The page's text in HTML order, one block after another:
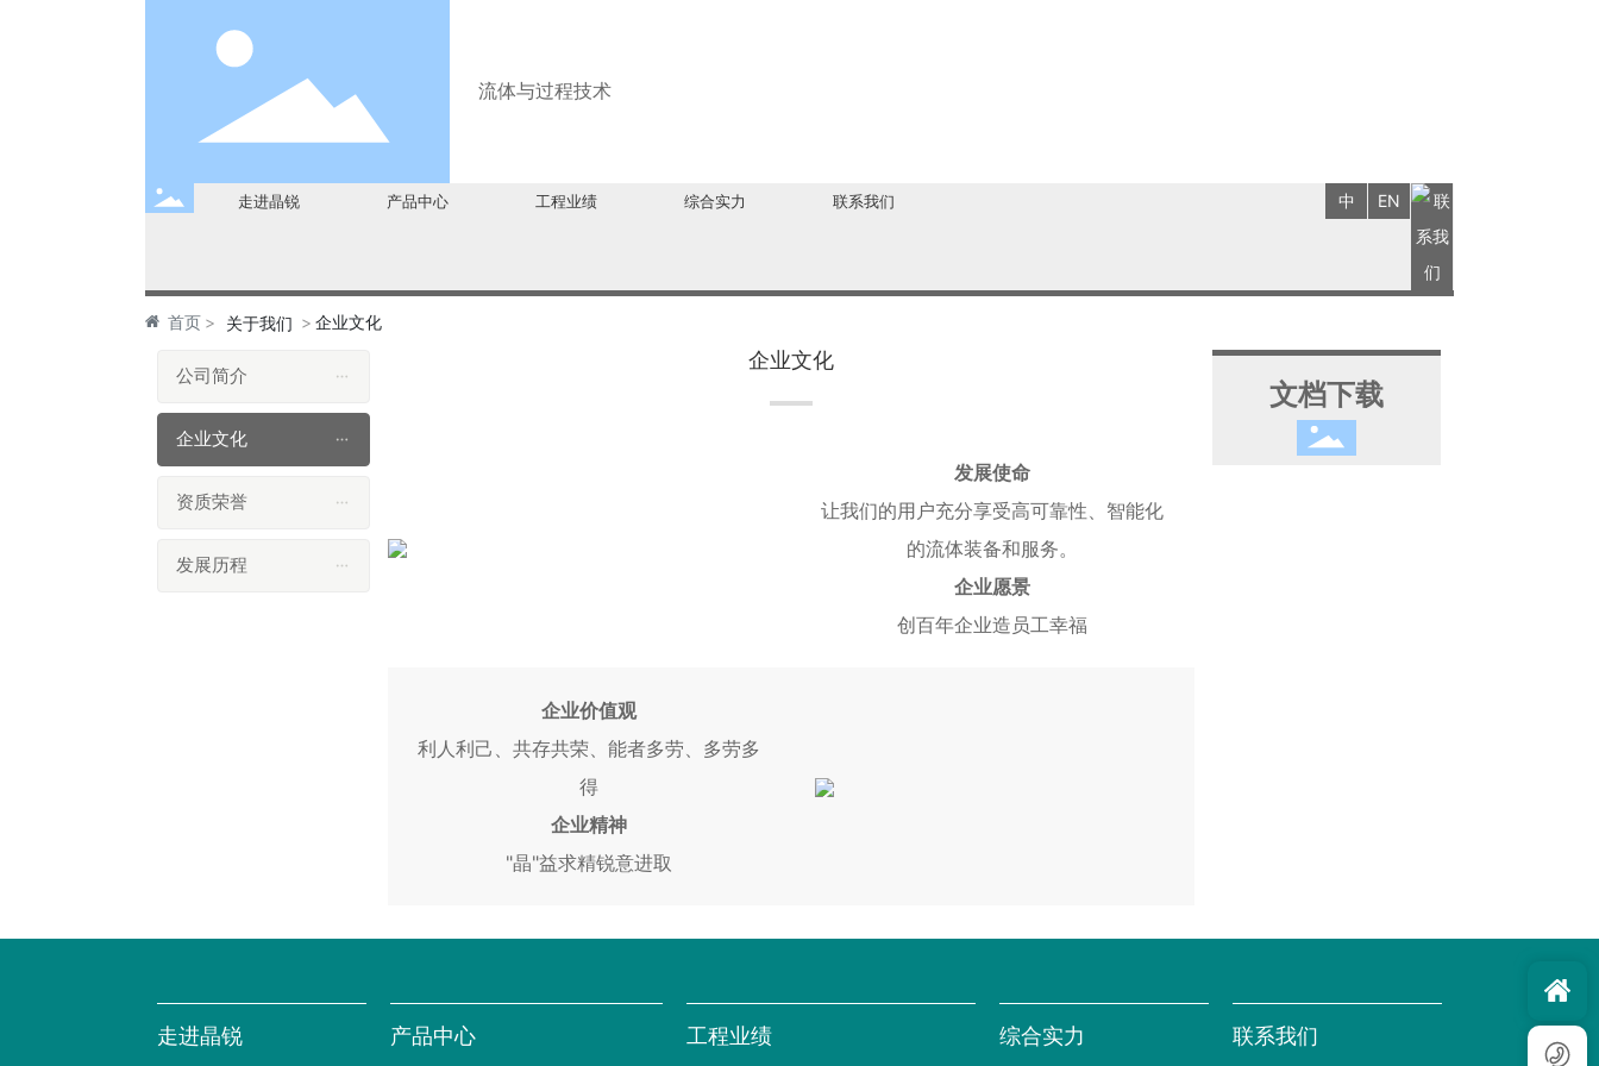
流体与过程技术
走进晶锐 产品中心 工程业绩 综合实力 联系我们 中 EN
首页 关于我们 企业文化
公司简介
企业文化
资质荣誉
发展历程
企业文化
发展使命
让我们的用户充分享受高可靠性、智能化
的流体装备和服务。
企业愿景
创百年企业造员工幸福
企业价值观
利人利己、共存共荣、能者多劳、多劳多
得
企业精神
"晶"益求精锐意进取
文档下载
走进晶锐 产品中心 工程业绩 综合实力 联系我们